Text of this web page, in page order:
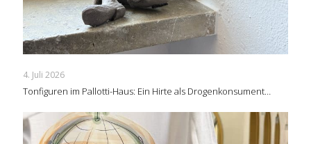
4. Juli 2026
Tonfiguren im Pallotti-Haus: Ein Hirte als Drogenkonsument…